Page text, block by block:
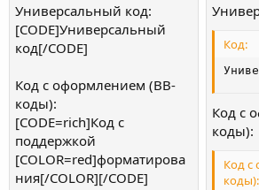
Универсальный код:
[CODE]Универсальный
код[/CODE]
Код с оформлением (BB-
коды):
[CODE=rich]Код с
поддержкой
[COLOR=red]форматирова
ния[/COLOR][/CODE]
Код:
Код с
коды):
Код с
коды):